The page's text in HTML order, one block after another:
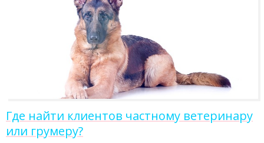
Где найти клиентов частному ветеринару
или грумеру?